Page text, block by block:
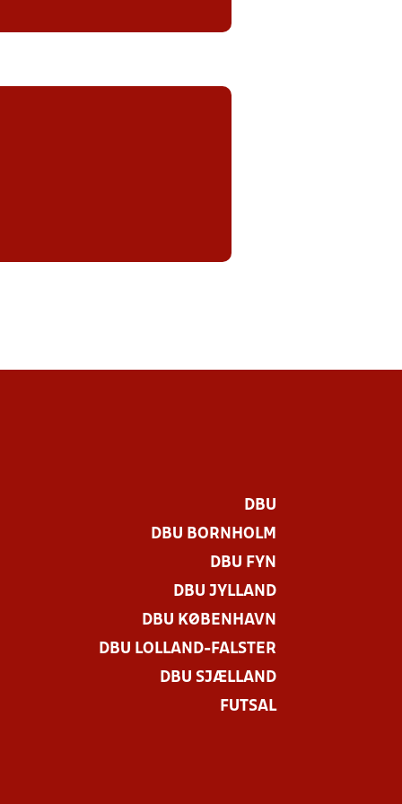
DBU
DBU BORNHOLM
DBU FYN
DBU JYLLAND
DBU KØBENHAVN
DBU LOLLAND-FALSTER
DBU SJÆLLAND
FUTSAL